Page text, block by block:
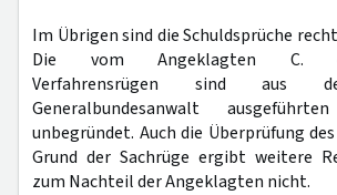
Im Übrigen sind die Schuldsprüche
Die vom Angeklagten C.
Verfahrensrügen sind aus
Generalbundesanwalt
unbegründet. Auch die Überprüfung
Grund der Sachrüge ergibt weitere
zum Nachteil der Angeklagten nicht.